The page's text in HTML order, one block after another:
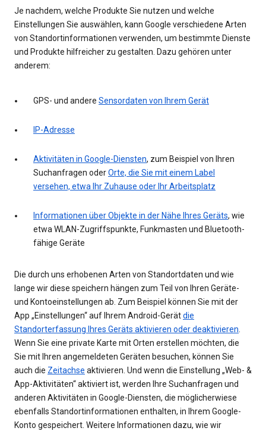
Je nachdem, welche Produkte Sie nutzen und welche
Einstellungen Sie auswählen, kann Google verschiedene Arten
von Standortinformationen verwenden, um bestimmte Dienste
und Produkte hilfreicher zu gestalten. Dazu gehören unter
anderem:
GPS- und andere Sensordaten von Ihrem Gerät
IP-Adresse
Aktivitäten in Google-Diensten, zum Beispiel von Ihren
Suchanfragen oderOrte, die Sie mit einem Label
versehen, etwa Ihr Zuhause oder Ihr Arbeitsplatz
Informationen über Objekte in der Nähe Ihres Geräts, wie
etwa WLAN-Zugriffspunkte, Funkmasten und Bluetooth-
fähige Geräte
Die durch uns erhobenen Arten von Standortdaten und wie
lange wir diese speichern hängen zum Teil von Ihren Geräte-
und Kontoeinstellungen ab. Zum Beispiel können Sie mit der
App „Einstellungen“ auf Ihrem Android-Gerätdie
Standorterfassung Ihres Geräts aktivieren oder deaktivieren.
Wenn Sie eine private Karte mit Orten erstellen möchten, die
Sie mit Ihren angemeldeten Geräten besuchen, können Sie
auch die Zeitachse aktivieren. Und wenn die Einstellung „Web- &
App-Aktivitäten“ aktiviert ist, werden Ihre Suchanfragen und
anderen Aktivitäten in Google-Diensten, die möglicherwiese
ebenfalls Standortinformationen enthalten, in Ihrem Google-
Konto gespeichert. Weitere Informationen dazu, wie wir